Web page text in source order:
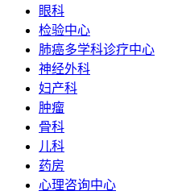
眼科
检验中心
肺癌多学科诊疗中心
神经外科
妇产科
肿瘤
骨科
儿科
药房
心理咨询中心